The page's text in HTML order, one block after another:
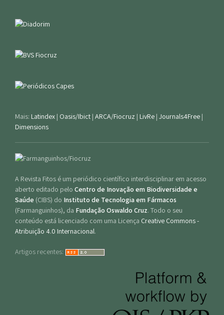
Mais: Latindex | Oasis/Ibict | ARCA/Fiocruz | LivRe | Journals4Free |
Dimensions
A Revista Fitos é um periódico científico interdisciplinar em acesso
aberto editado pelo Centro de Inovação em Biodiversidade e
Saúde (CIBS) do Instituto de Tecnologia em Fármacos
(Farmanguinhos), da Fundação Oswaldo Cruz. Todo o seu
conteúdo está licenciado com uma Licença Creative Commons -
Atribuição 4.0 Internacional.
Artigos recentes: